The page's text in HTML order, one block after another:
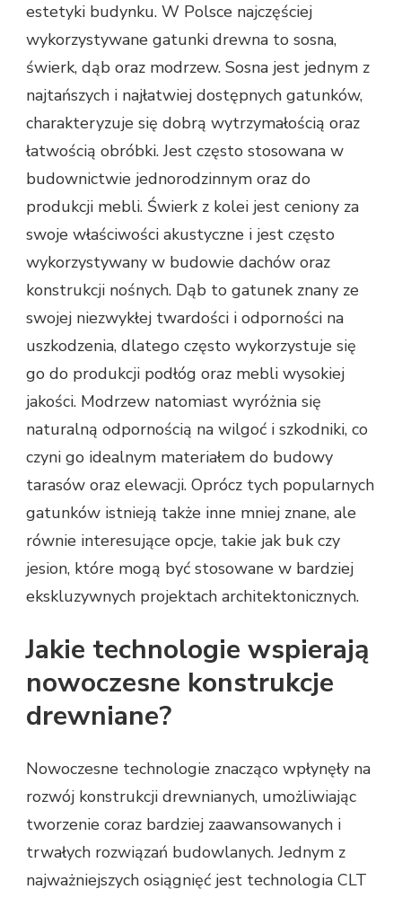
estetyki budynku. W Polsce najczęściej
wykorzystywane gatunki drewna to sosna,
świerk, dąb oraz modrzew. Sosna jest jednym z
najtańszych i najłatwiej dostępnych gatunków,
charakteryzuje się dobrą wytrzymałością oraz
łatwością obróbki. Jest często stosowana w
budownictwie jednorodzinnym oraz do
produkcji mebli. Świerk z kolei jest ceniony za
swoje właściwości akustyczne i jest często
wykorzystywany w budowie dachów oraz
konstrukcji nośnych. Dąb to gatunek znany ze
swojej niezwykłej twardości i odporności na
uszkodzenia, dlatego często wykorzystuje się
go do produkcji podłóg oraz mebli wysokiej
jakości. Modrzew natomiast wyróżnia się
naturalną odpornością na wilgoć i szkodniki, co
czyni go idealnym materiałem do budowy
tarasów oraz elewacji. Oprócz tych popularnych
gatunków istnieją także inne mniej znane, ale
równie interesujące opcje, takie jak buk czy
jesion, które mogą być stosowane w bardziej
ekskluzywnych projektach architektonicznych.
Jakie technologie wspierają
nowoczesne konstrukcje
drewniane?
Nowoczesne technologie znacząco wpłynęły na
rozwój konstrukcji drewnianych, umożliwiając
tworzenie coraz bardziej zaawansowanych i
trwałych rozwiązań budowlanych. Jednym z
najważniejszych osiągnięć jest technologia CLT